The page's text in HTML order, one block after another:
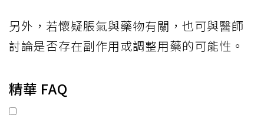
另外，若懷疑脹氣與藥物有關，也可與醫師
討論是否存在副作用或調整用藥的可能性。
精華 FAQ